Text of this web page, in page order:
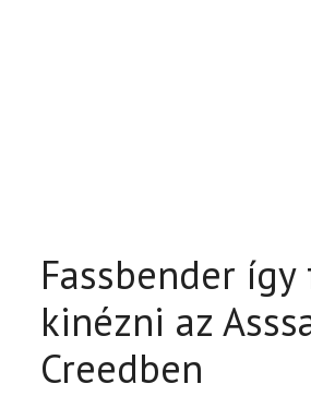
Fassbender így
kinézni az
Creedben